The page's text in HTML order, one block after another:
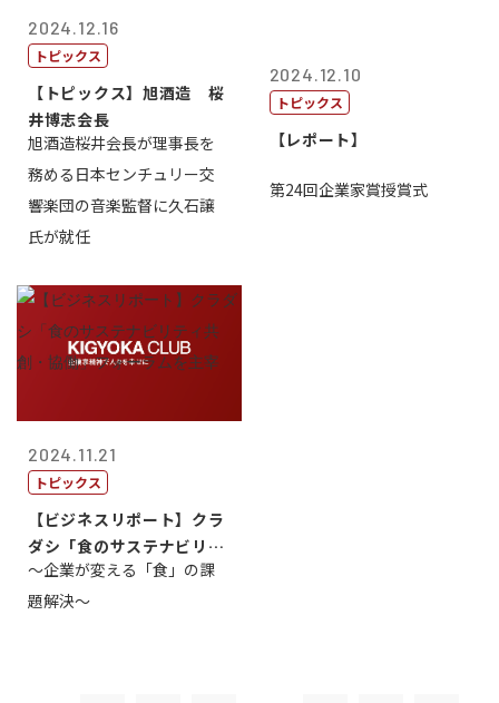
2024.12.16
トピックス
【トピックス】旭酒造 桜
井博志会長
旭酒造桜井会長が理事長を
務める日本センチュリー交
響楽団の音楽監督に久石譲
氏が就任
2024.12.10
トピックス
【レポート】
第24回企業家賞授賞式
2024.11.21
トピックス
【ビジネスリポート】クラ
ダシ「食のサステナビリテ
ィ共創・協働...
～企業が変える「食」の課
題解決～